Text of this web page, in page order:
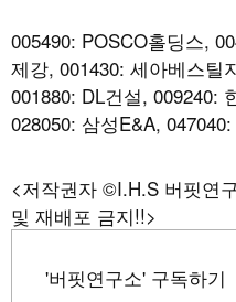
005490: POSCO홀딩스,
제강, 001430: 세아베스틸
001880: DL건설, 009240:
028050: 삼성E&A,
<저작권자 ©I.H.S 버핏연
및 재배포 금지!!>
'버핏연구소' 구독하기